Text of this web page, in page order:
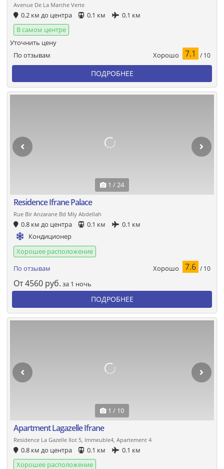
Avenue De La Marche Verte
0.2 км до центра 0.1 км
0.1 км
В самом центре
По отзывам Хорошо 7.1 / 10
Уточнить цену
ПОДРОБНЕЕ
1 / 24
Residence Ifrane Palace
Rue Bir Anzarane Bd Mly Abdellah
0.8 км до центра 0.1 км
0.1 км
Кондиционер
Хорошее расположение
По отзывам
Хорошо 7.6 / 10
От4560 руб. за 1 ночь
ПОДРОБНЕЕ
1 / 10
Apartment Lagazelle Ifrane
Residence La Gazelle Ilot 5, Immeuble4, Apartement 4
0.8 км до центра 0.1 км
0.1 км
Хорошее расположение